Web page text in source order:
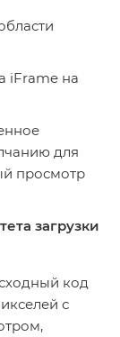
iFrame на
для
просмотр
загрузки
код
с